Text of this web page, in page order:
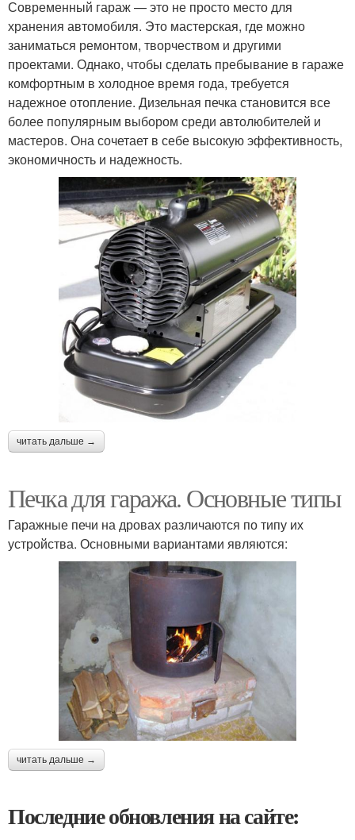
Современный гараж — это не просто место для
хранения автомобиля. Это мастерская, где можно
заниматься ремонтом, творчеством и другими
проектами. Однако, чтобы сделать пребывание в гараже
комфортным в холодное время года, требуется
надежное отопление. Дизельная печка становится все
более популярным выбором среди автолюбителей и
мастеров. Она сочетает в себе высокую эффективность,
экономичность и надежность.
читать дальше →
Печка для гаража. Основные типы
Гаражные печи на дровах различаются по типу их
устройства. Основными вариантами являются:
читать дальше →
Последние обновления на сайте: